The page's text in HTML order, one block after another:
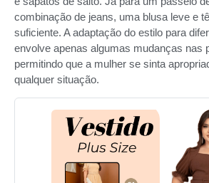
combinação de jeans, uma blusa leve e
suficiente. A adaptação do estilo para
envolve apenas algumas mudanças nas
permitindo que a mulher se sinta
qualquer situação.